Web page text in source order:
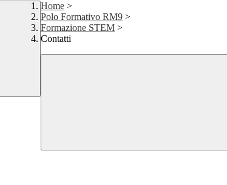
Home >
Polo Formativo RM9 >
Formazione STEM >
Contatti